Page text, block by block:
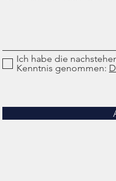
Ich habe die
Kenntnis genommen: